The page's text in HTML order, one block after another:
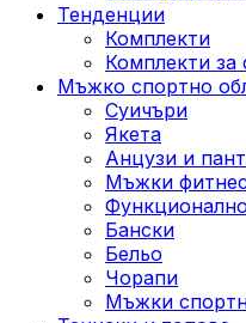
Тенденции
Комплекти
Комплекти за
Мъжко спортно
Суичъри
Якета
Aнцузи и
Mъжки
Бански
Бельо
Чорапи
Mъжки